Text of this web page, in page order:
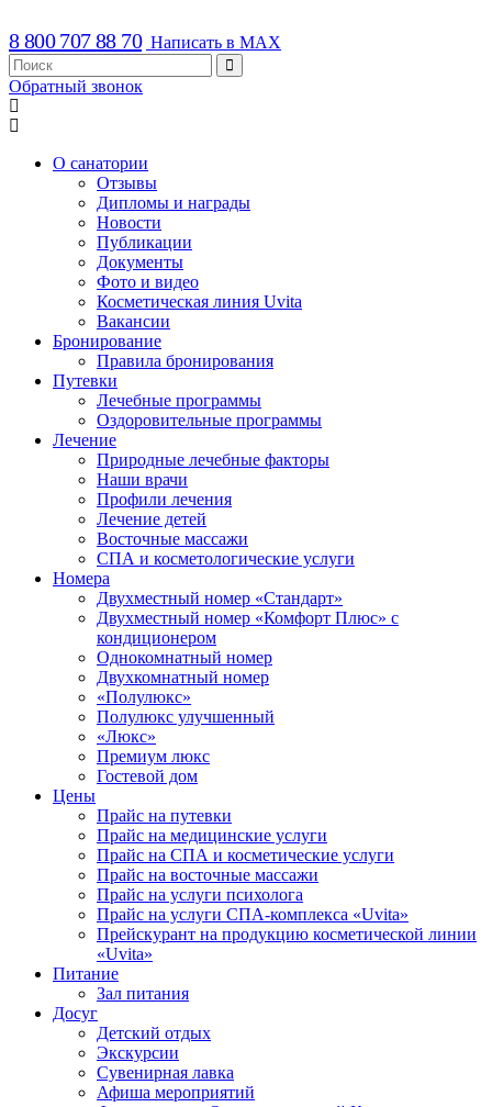
8 800 707 88 70 Написать в MAX
Обратный звонок
О санатории
Отзывы
Дипломы и награды
Новости
Публикации
Документы
Фото и видео
Косметическая линия Uvita
Вакансии
Бронирование
Правила бронирования
Путевки
Лечебные программы
Оздоровительные программы
Лечение
Природные лечебные факторы
Наши врачи
Профили лечения
Лечение детей
Восточные массажи
СПА и косметологические услуги
Номера
Двухместный номер «Стандарт»
Двухместный номер «Комфорт Плюс» с
кондиционером
Однокомнатный номер
Двухкомнатный номер
«Полулюкс»
Полулюкс улучшенный
«Люкс»
Премиум люкс
Гостевой дом
Цены
Прайс на путевки
Прайс на медицинские услуги
Прайс на СПА и косметические услуги
Прайс на восточные массажи
Прайс на услуги психолога
Прайс на услуги СПА-комплекса «Uvita»
Прейскурант на продукцию косметической линии
«Uvita»
Питание
Зал питания
Досуг
Детский отдых
Экскурсии
Сувенирная лавка
Афиша мероприятий